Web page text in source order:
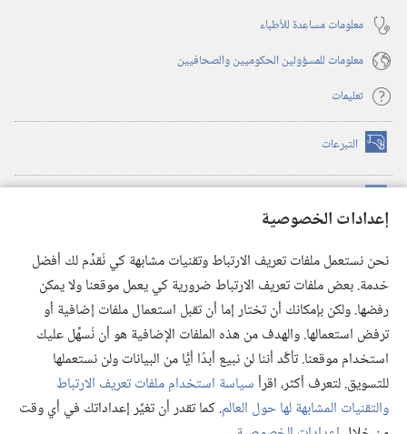
إعدادات الخصوصية
نحن نستعمل ملفات تعريف الارتباط وتقنيات مشابهة كي نُقدِّم لك أفضل
خدمة. بعض ملفات تعريف الارتباط ضرورية كي يعمل موقعنا ولا يمكن
رفضها. ولكن بإمكانك أن تختار إما أن تقبل استعمال ملفات إضافية أو
ترفض استعمالها. والهدف من هذه الملفات الإضافية هو أن نُسهِّل عليك
استخدام موقعنا. تأكَّد أننا لن نبيع أبدًا أيًّا من البيانات ولن نستعملها
للتسويق. لتعرف أكثر، اقرأسياسة استخدام ملفات تعريف الارتباط
والتقنيات المشابهة لها حول العالم. كما تقدر أن تغيِّر إعداداتك في أي وقت
معلومات مساعِدة للأطباء
معلومات للمسؤولين الحكوميين والصحافيين
تعليمات
التبرعات (يفتح
نافذة
(يفتح
نافذة
(يفتح
نافذة
جديدة) تطبيق ®
JW Library
مكتبة برج المراقبة
© 2026 .Watch Tower Bible and Tract Society of Pennsylvania